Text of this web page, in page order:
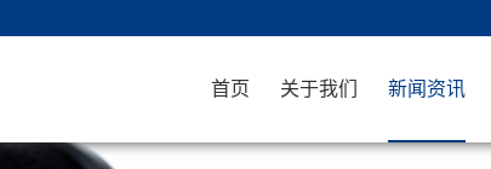
首页 关于我们 新闻资讯